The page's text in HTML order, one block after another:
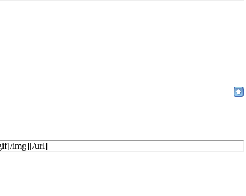
img][/url]